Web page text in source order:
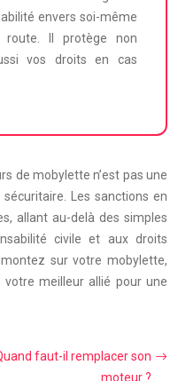
envers soi-même
Il protège non
vos droits en cas
de mobylette n’est pas une
Les sanctions en
allant au-delà des simples
civile et aux droits
sur votre mobylette,
meilleur allié pour une
faut-il remplacer son
moteur ?